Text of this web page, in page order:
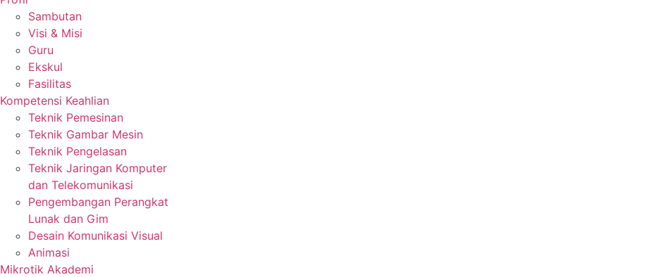
Sambutan
Visi & Misi
Guru
Ekskul
Fasilitas
Kompetensi Keahlian
Teknik Pemesinan
Teknik Gambar Mesin
Teknik Pengelasan
Teknik Jaringan Komputer
dan Telekomunikasi
Pengembangan Perangkat
Lunak dan Gim
Desain Komunikasi Visual
Animasi
Mikrotik Akademi